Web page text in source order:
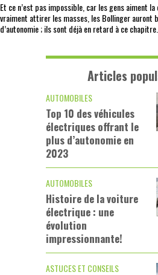
Et ce n’est pas impossible, car les gens aiment
vraiment attirer les masses, les Bollinger auront
d’autonomie ; ils sont déjà en retard à ce chapitre.
Articles
AUTOMOBILES
Top 10 des véhicules
électriques offrant le
plus d’autonomie en
2023
AUTOMOBILES
Histoire de la voiture
électrique : une
évolution
impressionnante!
ASTUCES ET CONSEILS